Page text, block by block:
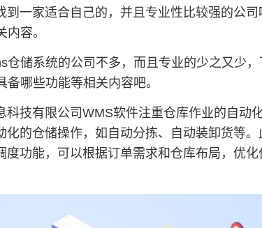
到一家适合自己的，并且专业性比较强的公
容。
储系统的公司不多，而且专业的少之又少，
哪些功能等相关内容吧。
技有限公司WMS软件注重仓库作业的自动
化的仓储操作，如自动分拣、自动装卸货等
度功能，可以根据订单需求和仓库布局，优